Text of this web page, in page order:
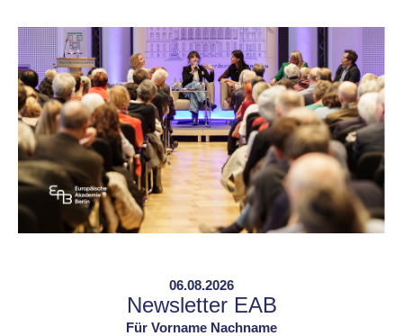
06.08.2026
Newsletter EAB
Für Vorname Nachname